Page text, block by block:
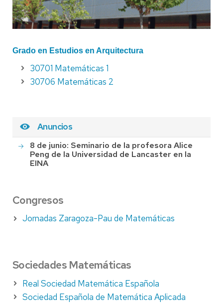
Grado en Estudios en Arquitectura
30701 Matemáticas 1
30706 Matemáticas 2
Anuncios
8 de junio: Seminario de la profesora Alice
Peng de la Universidad de Lancaster en la
EINA
Congresos
Jornadas Zaragoza-Pau de Matemáticas
Sociedades Matemáticas
Real Sociedad Matemática Española
Sociedad Española de Matemática Aplicada